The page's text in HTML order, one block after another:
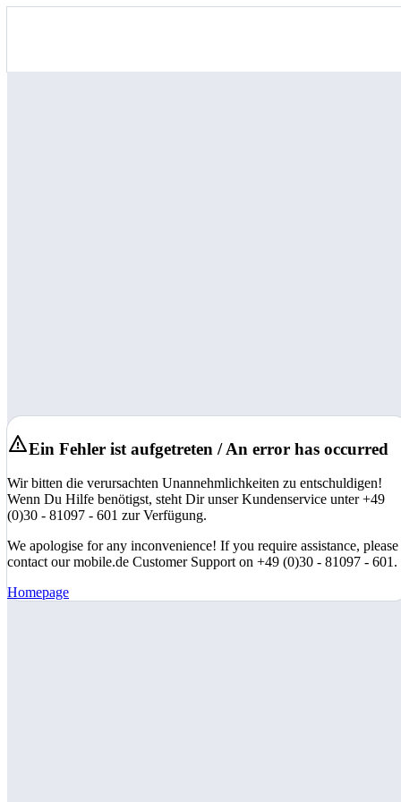
Ein Fehler ist aufgetreten / An error has occurred
Wir bitten die verursachten Unannehmlichkeiten zu entschuldigen!
Wenn Du Hilfe benötigst, steht Dir unser Kundenservice unter +49
(0)30 - 81097 - 601 zur Verfügung.
We apologise for any inconvenience! If you require assistance, please
contact our mobile.de Customer Support on +49 (0)30 - 81097 - 601.
Homepage